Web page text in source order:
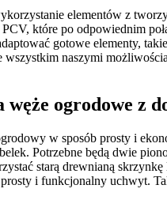
elementów z
które po odpowiednim
gotowe elementy,
naszymi
ogrodowe z
w sposób prosty i
Potrzebne będą dwie
starą drewnianą
i funkcjonalny uchwyt.